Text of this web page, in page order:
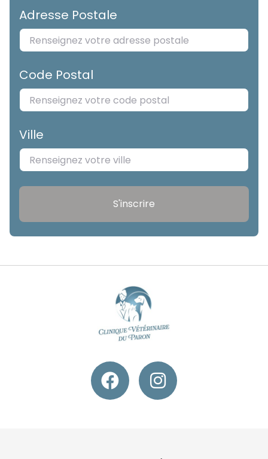
Adresse Postale
Code Postal
Ville
S'inscrire